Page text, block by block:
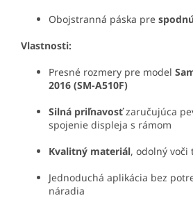
Obojstranná páska pre
Vlastnosti:
Presné rozmery pre model
2016 (SM-A510F)
Silná priľnavosťzaručujúca
spojenie displeja s rámom
Kvalitný materiál, odolný voči
Jednoduchá aplikácia bez
náradia